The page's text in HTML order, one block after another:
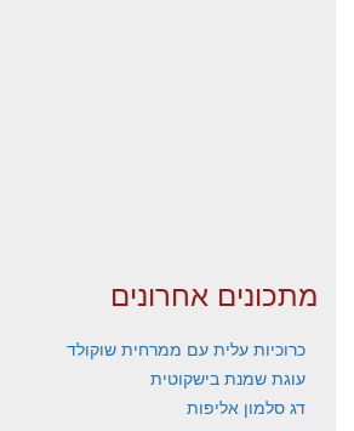
מתכונים אחרונים
כרוכיות עלית עם ממרחית שוקולד
עוגת שמנת בישקוטית
דג סלמון אליפות